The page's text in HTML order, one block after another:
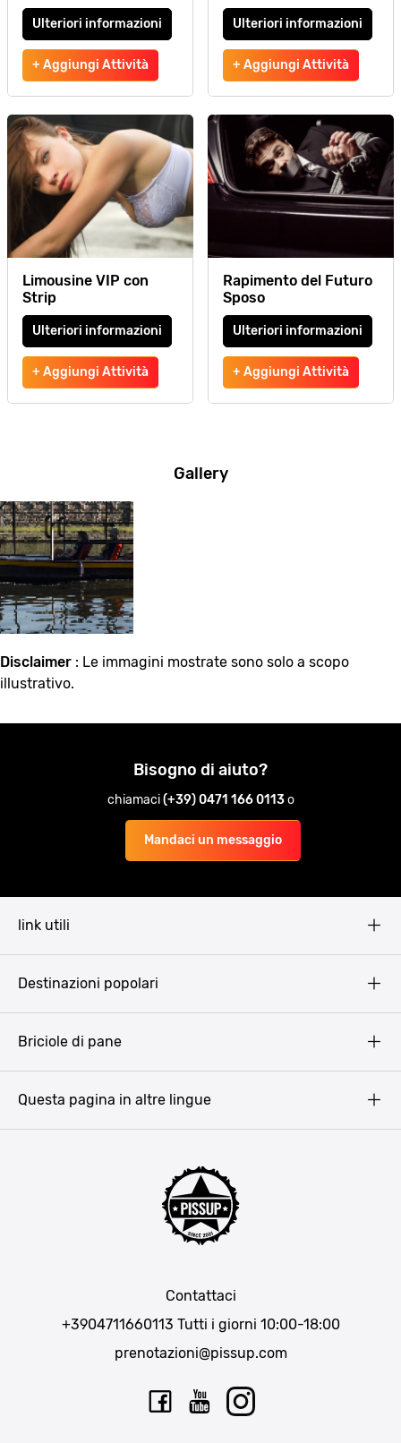
Ulteriori informazioni
+ Aggiungi Attività
Ulteriori informazioni
+ Aggiungi Attività
Limousine VIP con
Strip
Ulteriori informazioni
+ Aggiungi Attività
Rapimento del Futuro
Sposo
Ulteriori informazioni
+ Aggiungi Attività
Gallery
Disclaimer : Le immagini mostrate sono solo a scopo
illustrativo.
Bisogno di aiuto?
chiamaci(+39) 0471 166 0113o
Mandaci un messaggio
link utili
Destinazioni popolari
Bucarest
Briciole di pane
Contattaci
+3904711660113 Tutti i giorni 10:00-18:00
prenotazioni@pissup.com
Questa pagina in altre lingue